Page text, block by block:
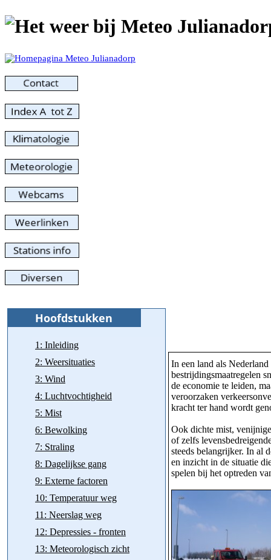
1: Inleiding
2: Weersituaties
3: Wind
4: Luchtvochtigheid
5: Mist
6: Bewolking
7: Straling
8: Dagelijkse gang
9: Externe factoren
10: Temperatuur weg
11: Neerslag weg
12: Depressies - fronten
13: Meteorologisch zicht
In een land als
bestrijdingsmaatregelen
de economie te leiden,
veroorzaken
kracht ter hand wordt
Ook dichte mist,
of zelfs
steeds belangrijker. In al
en inzicht in de situatie
spelen bij het optreden